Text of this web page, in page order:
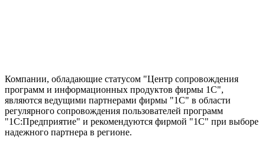
Компании, обладающие статусом "Центр сопровождения
программ и информационных продуктов фирмы 1С",
являются ведущими партнерами фирмы "1С" в области
регулярного сопровождения пользователей программ
"1С:Предприятие" и рекомендуются фирмой "1С" при выборе
надежного партнера в регионе.